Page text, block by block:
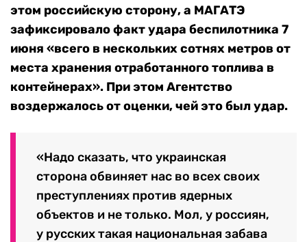
этом российскую сторону, а МАГАТЭ
зафиксировало факт удара беспилотника 7
июня «всего в нескольких сотнях метров от
места хранения отработанного топлива в
контейнерах». При этом Агентство
воздержалось от оценки, чей это был удар.
«Надо сказать, что украинская
сторона обвиняет нас во всех своих
преступлениях против ядерных
объектов и не только. Мол, у россиян,
у русских такая национальная забава